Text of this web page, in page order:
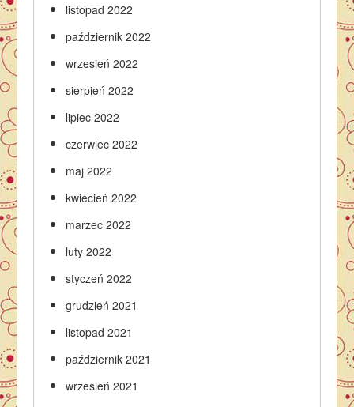
listopad 2022
październik 2022
wrzesień 2022
sierpień 2022
lipiec 2022
czerwiec 2022
maj 2022
kwiecień 2022
marzec 2022
luty 2022
styczeń 2022
grudzień 2021
listopad 2021
październik 2021
wrzesień 2021